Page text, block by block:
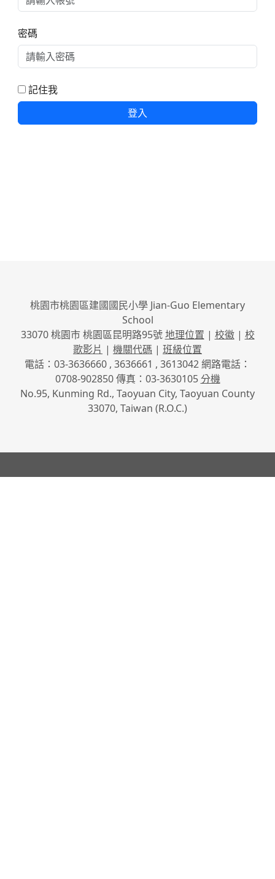
密碼
記住我
登入
桃園市桃園區建國國民小學 Jian-Guo Elementary
School
33070 桃園市 桃園區昆明路95號地理位置 | 校徽| 校
歌影片 | 機關代碼 | 班級位置
電話：03-3636660 , 3636661 , 3613042 網路電話：
0708-902850 傳真：03-3630105分機
No.95, Kunming Rd., Taoyuan City, Taoyuan County
33070, Taiwan (R.O.C.)